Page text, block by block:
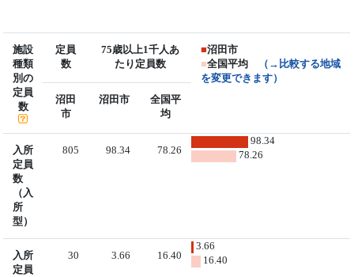
施設
種類
別の
定員
数
定員
数
75歳以上1千人あ
たり定員数
■沼田市
■全国平均
（→比較する地域
を変更できます）
沼田
市
沼田市
全国平
均
入所
定員
数
（入
所
型）
805 98.34 78.26
98.34
78.26
入所
定員
30 3.66 16.40
3.66
16.40